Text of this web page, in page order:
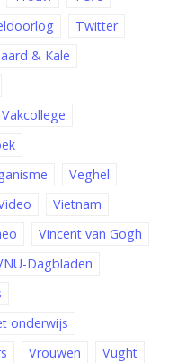
Twitter
& Kale
Vakcollege
Veghel
Vietnam
Vincent van Gogh
Dagbladen
onderwijs
Vrouwen
Vught